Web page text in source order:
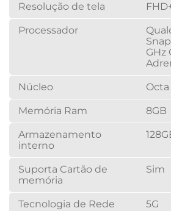
Resolução de tela
Processador
GHz
Núcleo Octa
Memória Ram 8GB
Armazenamento
interno
Suporta Cartão de
memória
Sim
Tecnologia de Rede 5G